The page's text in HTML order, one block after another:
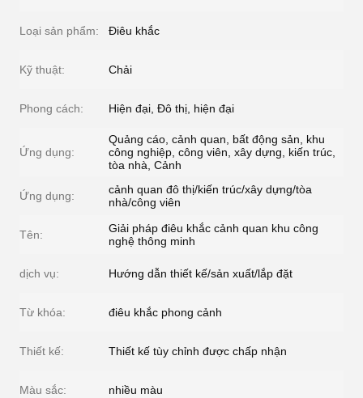
Loại sản phẩm: Điêu khắc
Kỹ thuật: Chải
Phong cách: Hiện đại, Đô thị, hiện đại
Ứng dụng:
Quảng cáo, cảnh quan, bất động sản, khu
công nghiệp, công viên, xây dựng, kiến ​​trúc,
tòa nhà, Cảnh
Ứng dụng:
cảnh quan đô thị/kiến trúc/xây dựng/tòa
nhà/công viên
Tên:
Giải pháp điêu khắc cảnh quan khu công
nghệ thông minh
dịch vụ: Hướng dẫn thiết kế/sản xuất/lắp đặt
Từ khóa: điêu khắc phong cảnh
Thiết kế: Thiết kế tùy chỉnh được chấp nhận
Màu sắc: nhiều màu